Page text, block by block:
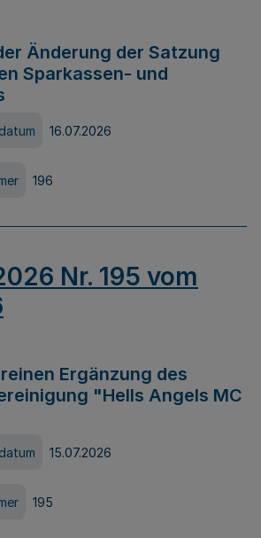
Änderung der Satzung
Sparkassen- und
16.07.2026
196
Nr. 195 vom
Ergänzung des
"Hells Angels MC
15.07.2026
195